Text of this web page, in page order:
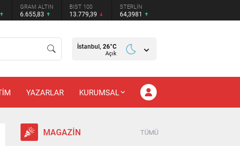
GRAM ALTIN
6.655,83
BIST 100
13.779,39
STERLİN
64,3981
İstanbul, 26°C
Açık
YAZARLAR KURUMSAL
MAGAZİN TÜMÜ